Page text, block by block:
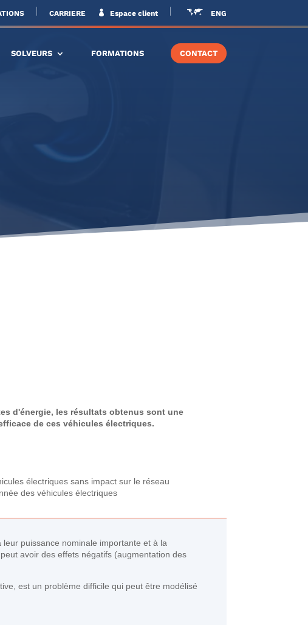
CARRIERE Espace client ENG
SOLVEURS FORMATIONS CONTACT
d'énergie, les résultats obtenus sont une
de ces véhicules électriques.
électriques sans impact sur le réseau
des véhicules électriques
puissance nominale importante et à la
avoir des effets négatifs (augmentation des
est un problème difficile qui peut être modélisé